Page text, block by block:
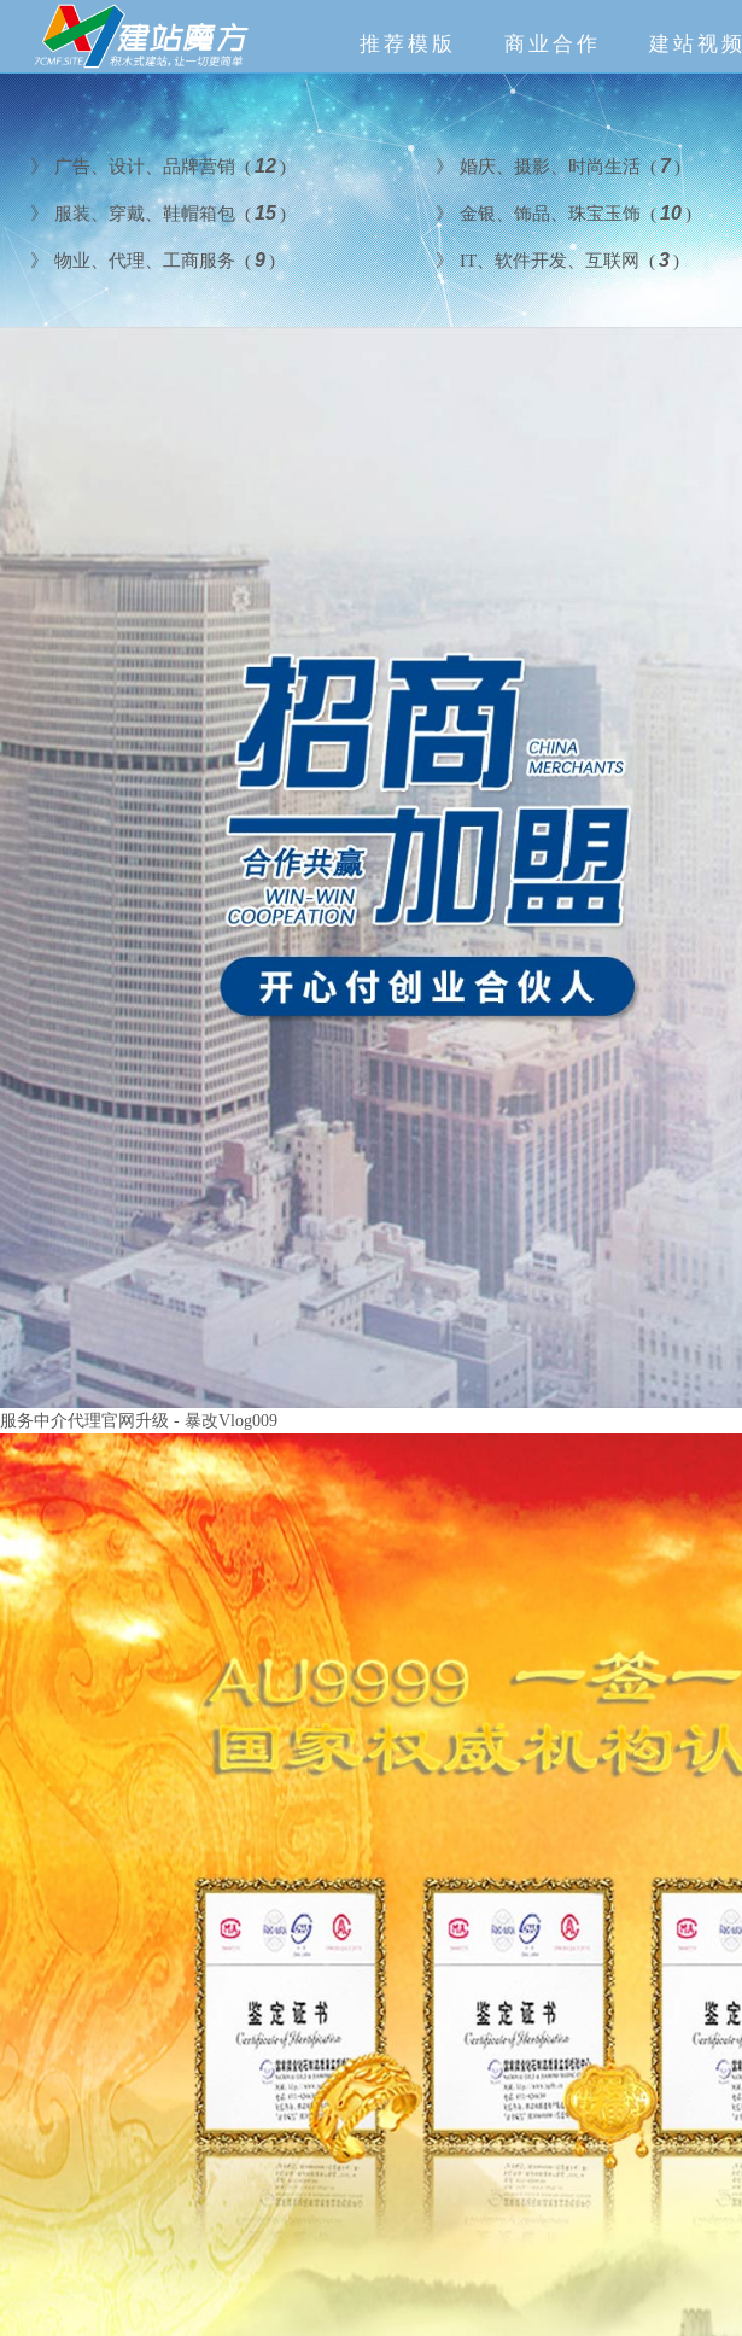
推荐模版 商业合作 建站视频
》 广告、设计、品牌营销 (12) 》 婚庆、摄影、时尚生活 (7)
》 服装、穿戴、鞋帽箱包 (15) 》 金银、饰品、珠宝玉饰 (10)
》 物业、代理、工商服务 (9) 》 IT、软件开发、互联网 (3)
服务中介代理官网升级 - 暴改Vlog009